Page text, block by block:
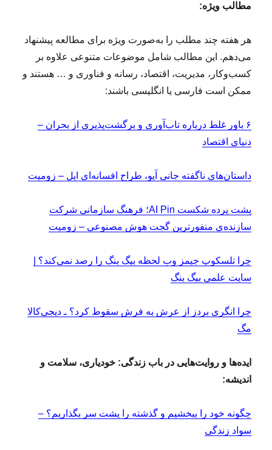
مطالب ویژه:
هر هفته چند مطلب را به‌صورت ویژه برای مطالعه پیشنهاد
می‌دهم. این مطالب شامل موضوعات متنوعی علاوه بر
کسب‌وکار، مدیریت، اقتصاد، رسانه و فناوری و … هستند و
ممکن است فارسی یا انگلیسی باشند:
۶ باور غلط درباره تاب‌آوری و برگشت‏‌پذیری از بحران –
دنیای اقتصاد
داستان‌های ناگفته جانی آیو، طراح افسانه‌ای اپل – زومیت
پشت پرده شکست AI Pin؛ فرهنگ سازمانی شرکت
سازنده‌ی منفورترین گجت هوش مصنوعی – زومیت
چرا تلسکوپ جیمز وب لحظه بیگ بنگ را رصد نمی‌کند؟ |
سایت علمی بیگ بنگ
چرا انگری بردز از عرش به فرش سقوط کرد؟ ـ دیجی‌کالا
مگ
ایده‌ها و روایت‌هایی در باب زندگی: خودیاری، سلامت و
اندیشه:
چگونه خود را ببخشیم و گذشته را پشت سر بگذاریم؟ –
سواد زندگی